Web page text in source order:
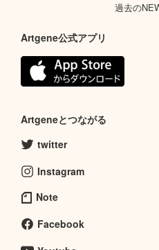
過去の
Artgene公式アプリ
Artgeneとつながる
twitter
Instagram
Note
Facebook